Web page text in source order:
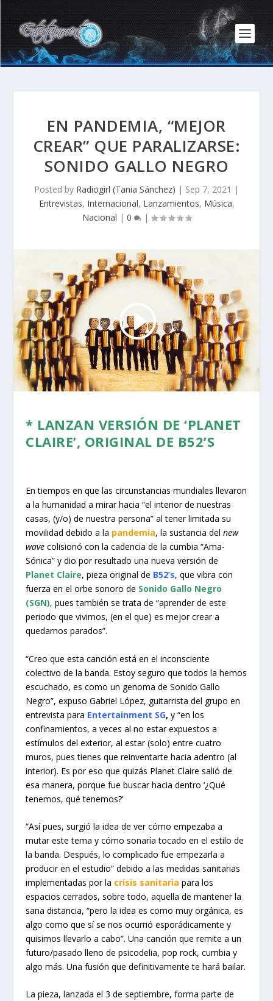
EN PANDEMIA, “MEJOR
CREAR” QUE PARALIZARSE:
SONIDO GALLO NEGRO
Posted by Radiogirl (Tania Sánchez) | Sep 7, 2021 |
Entrevistas, Internacional, Lanzamientos, Música,
Nacional | 0 |
* LANZAN VERSIÓN DE ‘PLANET
CLAIRE’, ORIGINAL DE B52’S
En tiempos en que las circunstancias mundiales llevaron
a la humanidad a mirar hacia “el interior de nuestras
casas, (y/o) de nuestra persona” al tener limitada su
movilidad debido a la pandemia, la sustancia delnew
wave colisionó con la cadencia de la cumbia “Ama-
Sónica” y dio por resultado una nueva versión de
Planet Claire, pieza original de B52’s, que vibra con
fuerza en el orbe sonoro de Sonido Gallo Negro
(SGN), pues también se trata de “aprender de este
periodo que vivimos, (en el que) es mejor crear a
quedarnos parados”.
“Creo que esta canción está en el inconsciente
colectivo de la banda. Estoy seguro que todos la hemos
escuchado, es como un genoma de Sonido Gallo
Negro”, expuso Gabriel López, guitarrista del grupo en
entrevista para Entertainment SG,y “en los
confinamientos, a veces al no estar expuestos a
estímulos del exterior, al estar (solo) entre cuatro
muros, pues tienes que reinventarte hacia adentro (al
interior). Es por eso que quizás Planet Claire salió de
esa manera, porque fue buscar hacia dentro ‘¿Qué
tenemos, qué tenemos?’
“Así pues, surgió la idea de ver cómo empezaba a
mutar este tema y cómo sonaría tocado en el estilo de
la banda. Después, lo complicado fue empezarla a
producir en el estudio” debido a las medidas sanitarias
implementadas por la crisis sanitaria para los
espacios cerrados, sobre todo, aquella de mantener la
sana distancia, “pero la idea es como muy orgánica, es
algo como que sí se nos ocurrió esporádicamente y
quisimos llevarlo a cabo”. Una canción que remite a un
futuro/pasado lleno de psicodelia, pop rock, cumbia y
algo más. Una fusión que definitivamente te hará bailar.
La pieza, lanzada el 3 de septiembre, forma parte de